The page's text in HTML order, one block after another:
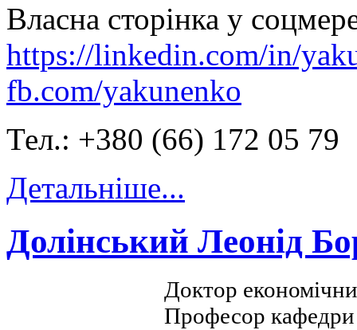
Власна сторінка у
https://linkedin.com/in/
fb.com/yakunenko
Тел.: +380 (66) 172 05 79
Детальніше...
Долінський Леонід
Доктор
Професор кафедри